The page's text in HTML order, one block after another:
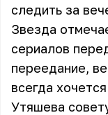
следить за
Звезда
сериалов
переедание,
всегда
Утяшева